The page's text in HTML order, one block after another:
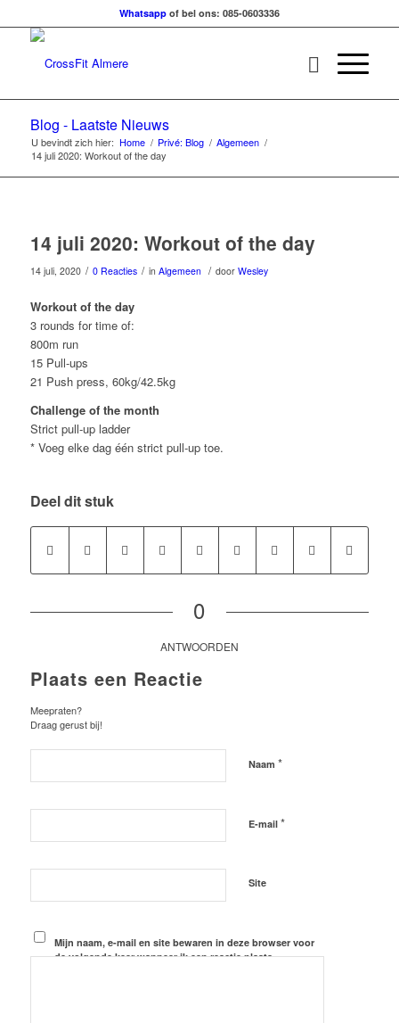
Whatsappof bel ons: 085-0603336
Blog - Laatste Nieuws
U bevindt zich hier: Home / Privé: Blog / Algemeen /
14 juli 2020: Workout of the day
14 juli 2020: Workout of the day
14 juli, 2020 / 0 Reacties / in Algemeen / door Wesley
Workout of the day
3 rounds for time of:
800m run
15 Pull-ups
21 Push press, 60kg/42.5kg
Challenge of the month
Strict pull-up ladder
* Voeg elke dag één strict pull-up toe.
Deel dit stuk
0
ANTWOORDEN
Plaats een Reactie
Meepraten?
Draag gerust bij!
Naam *
E-mail *
Site
Mijn naam, e-mail en site bewaren in deze browser voor
de volgende keer wanneer ik een reactie plaats.